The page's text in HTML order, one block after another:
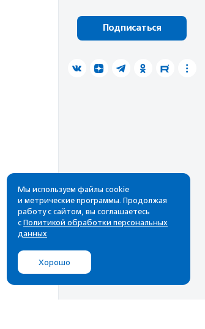
Подписаться
Мы используем файлы cookie
и метрические программы. Продолжая
работу с сайтом, вы соглашаетесь
с Политикой обработки персональных
данных
Хорошо